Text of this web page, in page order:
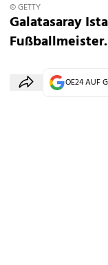
© GETTY
Galatasaray
Fußballmeister.
OE24 AUF